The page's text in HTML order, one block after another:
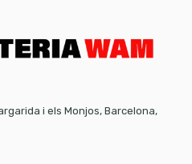
i els Monjos, Barcelona,